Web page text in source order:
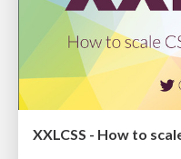
XXLCSS - How to